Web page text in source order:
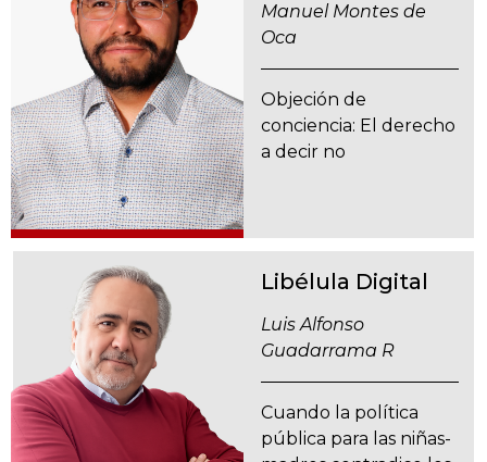
Manuel Montes de
Oca
Objeción de
conciencia: El derecho
a decir no
Libélula Digital
Luis Alfonso
Guadarrama R
Cuando la política
pública para las niñas-